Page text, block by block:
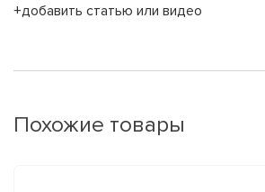
+добавить статью или видео
Похожие товары